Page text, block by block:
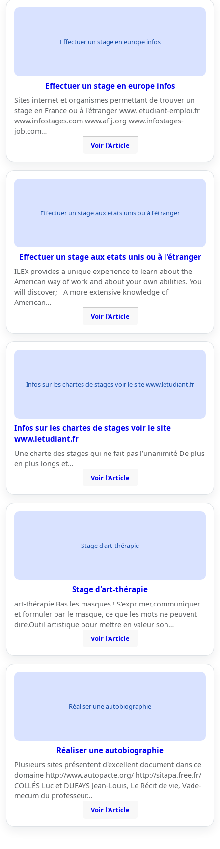
Effectuer un stage en europe infos
Effectuer un stage en europe infos
Sites internet et organismes permettant de trouver un
stage en France ou à l'étranger www.letudiant-emploi.fr
www.infostages.com www.afij.org www.infostages-
job.com…
Voir l'Article
Effectuer un stage aux etats unis ou à l'étranger
Effectuer un stage aux etats unis ou à l'étranger
ILEX provides a unique experience to learn about the
American way of work and about your own abilities. You
will discover; A more extensive knowledge of
American…
Voir l'Article
Infos sur les chartes de stages voir le site www.letudiant.fr
Infos sur les chartes de stages voir le site
www.letudiant.fr
Une charte des stages qui ne fait pas l’unanimité De plus
en plus longs et…
Voir l'Article
Stage d'art-thérapie
Stage d'art-thérapie
art-thérapie Bas les masques ! S'exprimer,communiquer
et formuler par le masque, ce que les mots ne peuvent
dire.Outil artistique pour mettre en valeur son…
Voir l'Article
Réaliser une autobiographie
Réaliser une autobiographie
Plusieurs sites présentent d'excellent document dans ce
domaine http://www.autopacte.org/ http://sitapa.free.fr/
COLLÉS Luc et DUFAYS Jean-Louis, Le Récit de vie, Vade-
mecum du professeur…
Voir l'Article